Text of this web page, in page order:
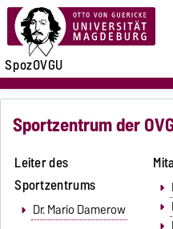
SpozOVGU
Sportzentrum der
Leiter des
Sportzentrums
Dr. Mario Damerow